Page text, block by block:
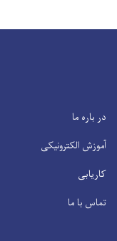
در باره ما
آموزش الکترونیکی
کاریابی
تماس با ما